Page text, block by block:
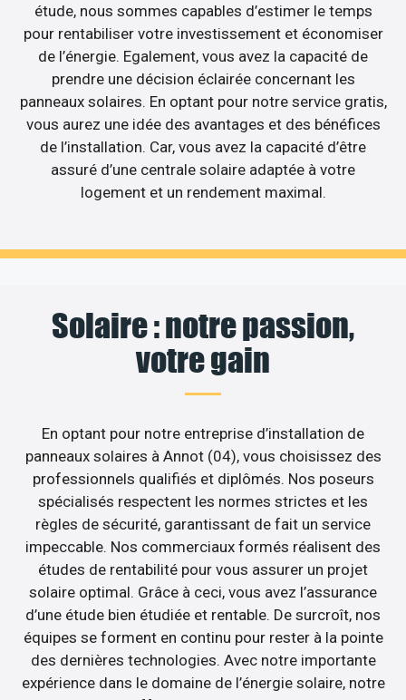
étude, nous sommes capables d’estimer le temps
pour rentabiliser votre investissement et économiser
de l’énergie. Egalement, vous avez la capacité de
prendre une décision éclairée concernant les
panneaux solaires. En optant pour notre service gratis,
vous aurez une idée des avantages et des bénéfices
de l’installation. Car, vous avez la capacité d’être
assuré d’une centrale solaire adaptée à votre
logement et un rendement maximal.
Solaire : notre passion,
votre gain
En optant pour notre entreprise d’installation de
panneaux solaires à Annot (04), vous choisissez des
professionnels qualifiés et diplômés. Nos poseurs
spécialisés respectent les normes strictes et les
règles de sécurité, garantissant de fait un service
impeccable. Nos commerciaux formés réalisent des
études de rentabilité pour vous assurer un projet
solaire optimal. Grâce à ceci, vous avez l’assurance
d’une étude bien étudiée et rentable. De surcroît, nos
équipes se forment en continu pour rester à la pointe
des dernières technologies. Avec notre importante
expérience dans le domaine de l’énergie solaire, notre